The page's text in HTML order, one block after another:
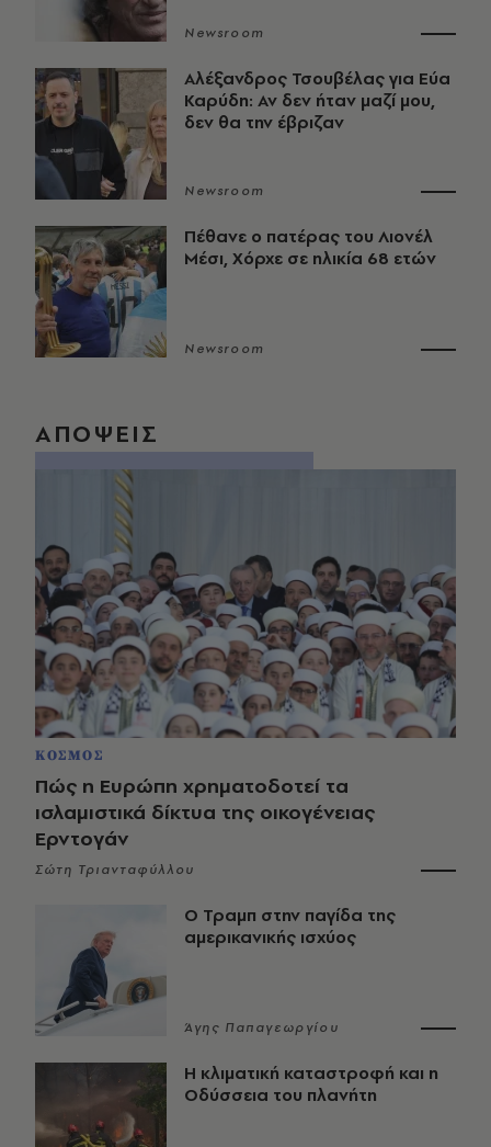
Newsroom
Αλέξανδρος Τσουβέλας για Εύα
Καρύδη: Αν δεν ήταν μαζί μου,
δεν θα την έβριζαν
Newsroom
Πέθανε ο πατέρας του Λιονέλ
Μέσι, Χόρχε σε ηλικία 68 ετών
Newsroom
ΑΠΟΨΕΙΣ
ΚΟΣΜΟΣ
Πώς η Ευρώπη χρηματοδοτεί τα
ισλαμιστικά δίκτυα της οικογένειας
Ερντογάν
Σώτη Τριανταφύλλου
Ο Τραμπ στην παγίδα της
αμερικανικής ισχύος
Άγης Παπαγεωργίου
Η κλιματική καταστροφή και η
Οδύσσεια του πλανήτη